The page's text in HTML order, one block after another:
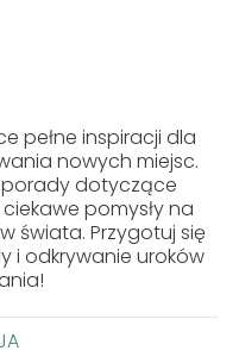
pełne inspiracji dla
nowych miejsc.
porady dotyczące
pomysły na
świata. Przygotuj się
i odkrywanie uroków